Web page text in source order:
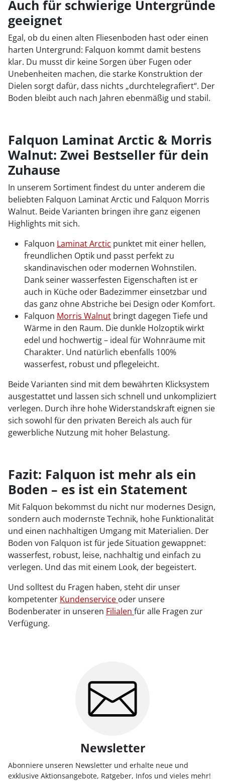
Auch für schwierige Untergründe
geeignet
Egal, ob du einen alten Fliesenboden hast oder einen
harten Untergrund: Falquon kommt damit bestens
klar. Du musst dir keine Sorgen über Fugen oder
Unebenheiten machen, die starke Konstruktion der
Dielen sorgt dafür, dass nichts „durchtelegrafiert“. Der
Boden bleibt auch nach Jahren ebenmäßig und stabil.
Falquon Laminat Arctic & Morris
Walnut: Zwei Bestseller für dein
Zuhause
In unserem Sortiment findest du unter anderem die
beliebten Falquon Laminat Arctic und Falquon Morris
Walnut. Beide Varianten bringen ihre ganz eigenen
Highlights mit sich.
Falquon Laminat Arctic punktet mit einer hellen,
freundlichen Optik und passt perfekt zu
skandinavischen oder modernen Wohnstilen.
Dank seiner wasserfesten Eigenschaften ist er
auch in Küche oder Badezimmer einsetzbar und
das ganz ohne Abstriche bei Design oder Komfort.
Falquon Morris Walnut bringt dagegen Tiefe und
Wärme in den Raum. Die dunkle Holzoptik wirkt
edel und hochwertig – ideal für Wohnräume mit
Charakter. Und natürlich ebenfalls 100%
wasserfest, robust und pflegeleicht.
Beide Varianten sind mit dem bewährten Klicksystem
ausgestattet und lassen sich schnell und unkompliziert
verlegen. Durch ihre hohe Widerstandskraft eignen sie
sich sowohl für den privaten Bereich als auch für
gewerbliche Nutzung mit hoher Belastung.
Fazit: Falquon ist mehr als ein
Boden – es ist ein Statement
Mit Falquon bekommst du nicht nur modernes Design,
sondern auch modernste Technik, hohe Funktionalität
und einen nachhaltigen Umgang mit Materialien. Der
Boden von Falquon ist für jede Situation gewappnet:
wasserfest, robust, leise, nachhaltig und einfach zu
verlegen. Und das mit einem Look, der begeistert.
Und solltest du Fragen haben, steht dir unser
kompetenter Kundenservice oder unsere
Bodenberater in unseren Filialen für alle Fragen zur
Verfügung.
Newsletter
Abonniere unseren Newsletter und erhalte neue und
exklusive Aktionsangebote, Ratgeber, Infos und vieles mehr!